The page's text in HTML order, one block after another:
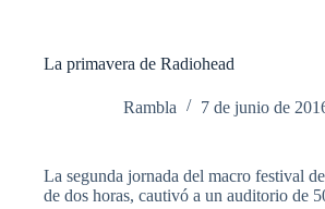
La primavera de Radiohead
Rambla 7 de junio de
La segunda jornada del macro festival
de dos horas, cautivó a un auditorio de